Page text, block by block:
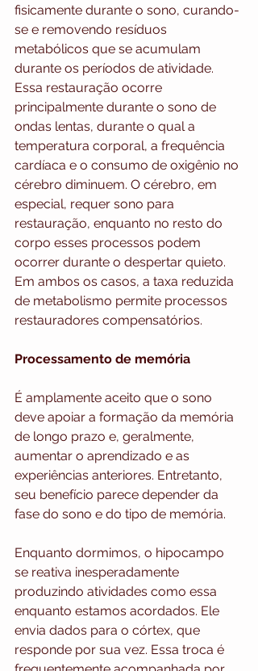
fisicamente durante o sono, curando-
se e removendo resíduos
metabólicos que se acumulam
durante os períodos de atividade.
Essa restauração ocorre
principalmente durante o sono de
ondas lentas, durante o qual a
temperatura corporal, a frequência
cardíaca e o consumo de oxigênio no
cérebro diminuem. O cérebro, em
especial, requer sono para
restauração, enquanto no resto do
corpo esses processos podem
ocorrer durante o despertar quieto.
Em ambos os casos, a taxa reduzida
de metabolismo permite processos
restauradores compensatórios.
Processamento de memória
É amplamente aceito que o sono
deve apoiar a formação da memória
de longo prazo e, geralmente,
aumentar o aprendizado e as
experiências anteriores. Entretanto,
seu benefício parece depender da
fase do sono e do tipo de memória.
Enquanto dormimos, o hipocampo
se reativa inesperadamente
produzindo atividades como essa
enquanto estamos acordados. Ele
envia dados para o córtex, que
responde por sua vez. Essa troca é